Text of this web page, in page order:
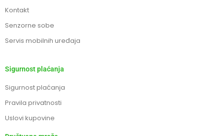
Kontakt
Senzorne sobe
Servis mobilnih uređaja
Sigurnost plaćanja
Sigurnost plaćanja
Pravila privatnosti
Uslovi kupovine